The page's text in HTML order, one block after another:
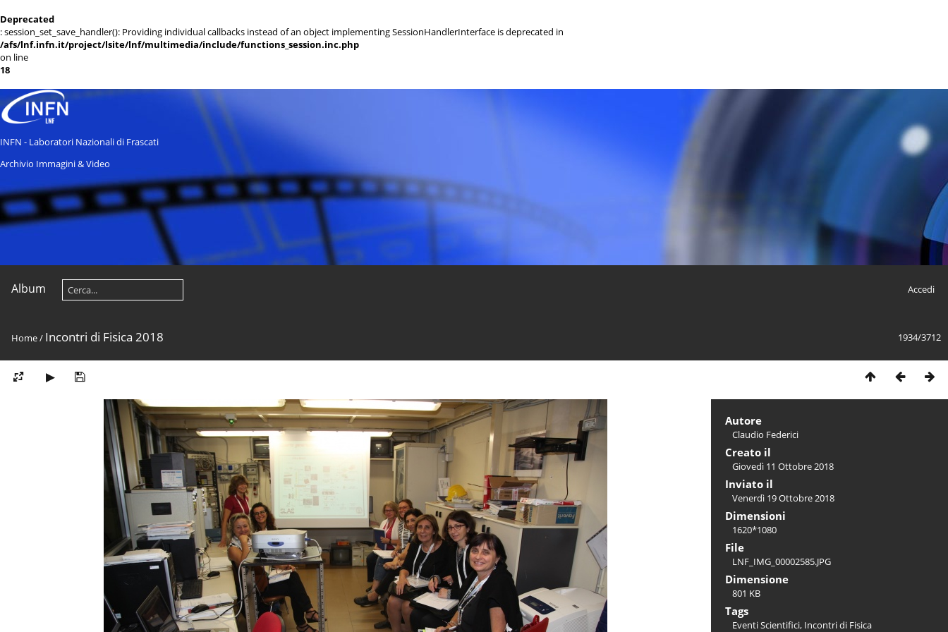
Deprecated
: session_set_save_handler(): Providing individual callbacks instead of an object implementing SessionHandlerInterface is deprecated in
/afs/lnf.infn.it/project/lsite/lnf/multimedia/include/functions_session.inc.php
on line
18
INFN - Laboratori Nazionali di Frascati
Archivio Immagini & Video
Album Accedi
1934/3712
Home/ Incontri di Fisica 2018
Autore
Claudio Federici
Creato il
Giovedì 11 Ottobre 2018
Inviato il
Venerdì 19 Ottobre 2018
Dimensioni
1620*1080
File
LNF_IMG_00002585.JPG
Dimensione
801 KB
Tags
Eventi Scientifici, Incontri di Fisica